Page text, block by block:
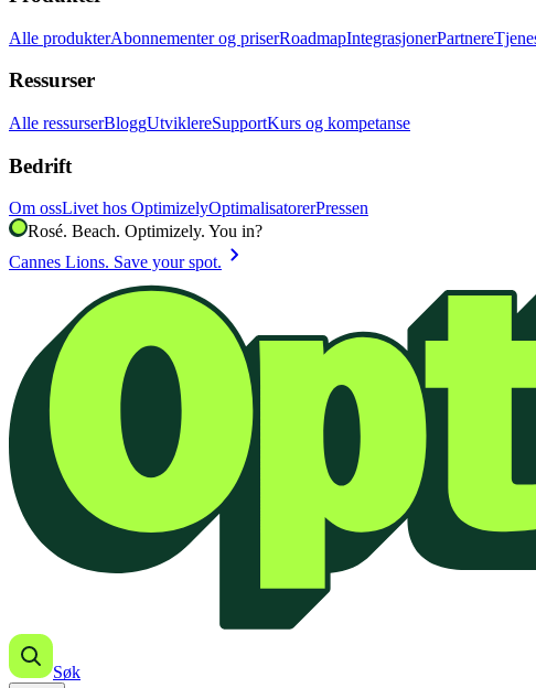
Alle produkterAbonnementer og priserRoadmapIntegrasjonerPartnere
Ressurser
Alle ressurserBloggUtviklereSupportKurs og kompetanse
Bedrift
Om ossLivet hos OptimizelyOptimalisatorerPressen
Rosé. Beach. Optimizely. You in?
Cannes Lions. Save your spot. chevron_right
Søk